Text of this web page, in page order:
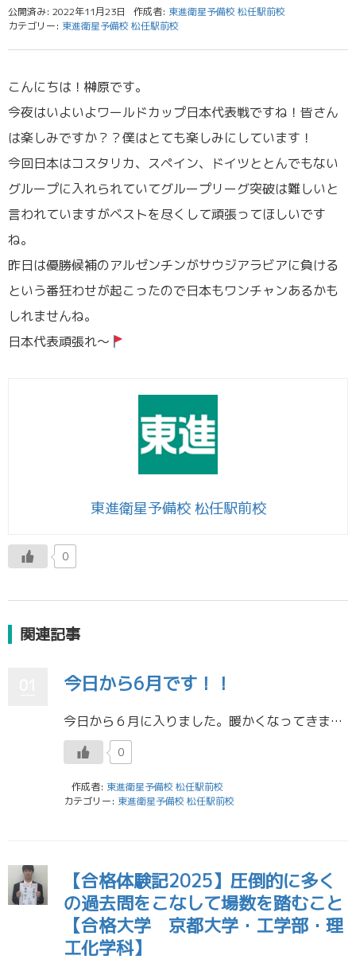
公開済み: 2022年11月23日 作成者: 東進衛星予備校 松任駅前校
カテゴリー: 東進衛星予備校 松任駅前校
こんにちは！榊原です。
今夜はいよいよワールドカップ日本代表戦ですね！皆さん
は楽しみですか？？僕はとても楽しみにしています！
今回日本はコスタリカ、スペイン、ドイツととんでもない
グループに入れられていてグループリーグ突破は難しいと
言われていますがベストを尽くして頑張ってほしいです
ね。
昨日は優勝候補のアルゼンチンがサウジアラビアに負ける
という番狂わせが起こったので日本もワンチャンあるかも
しれませんね。
日本代表頑張れ～
東進衛星予備校 松任駅前校
0
関連記事
今日から6月です！！
今日から６月に入りました。暖かくなってきましたね（＾＾） 皆さんは有意義な時間を過ごせていますか？ 松任駅前校の階段には大きなカレンダーを設置しています。５月のカレンダーには、高校１年生にとっては入学後初めての定期テスト […]
0
作成者: 東進衛星予備校 松任駅前校
カテゴリー: 東進衛星予備校 松任駅前校
【合格体験記2025】圧倒的に多く
の過去問をこなして場数を踏むこと
【合格大学 京都大学・工学部・理
工化学科】